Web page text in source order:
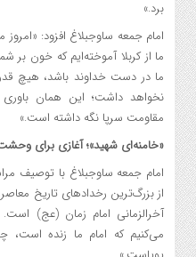
برد.»
امام جمعه ساوجبلاغ افزود:
ما از کربلا آموخته‌ایم که خون
ما در دست خداوند باشد، هیچ
نخواهد داشت؛ این همان
مقاومت سرپا نگه داشته است.»
«خامنه‌ای شهید»؛ آغازی برای
امام جمعه ساوجبلاغ با توصیف
از بزرگ‌ترین رخدادهای تاریخ
آخرالزمانی امام زمان (عج)
می‌کنیم که امام ما زنده است،